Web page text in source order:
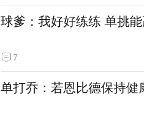
球爹：我好好练练 单挑
7
单打乔：若恩比德保持